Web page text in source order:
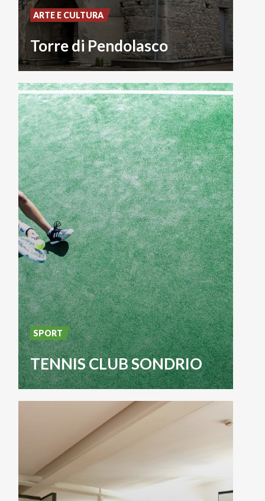
Torre di Pendolasco
ARTE E CULTURA
TENNIS CLUB SONDRIO
SPORT